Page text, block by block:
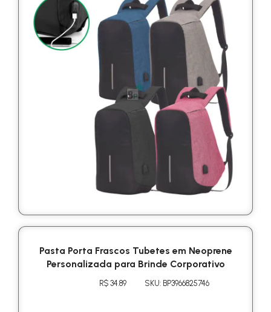
Pasta Porta Frascos Tubetes em Neoprene
Personalizada para Brinde Corporativo
R$ 34.89 SKU: BP3966825746